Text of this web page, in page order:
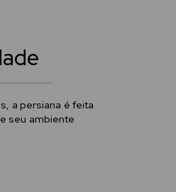
a persiana é feita
seu ambiente